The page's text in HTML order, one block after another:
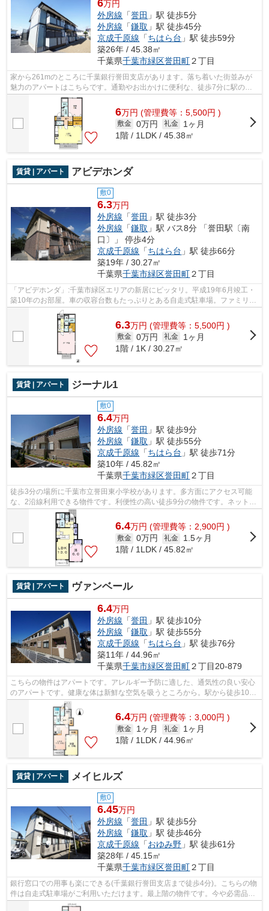
6万円
外房線 「誉田 」駅 徒歩5分
外房線 「鎌取 」駅 徒歩45分
京成千原線 「ちはら台 」駅 徒歩59分
築26年 / 45.38㎡
千葉県千葉市緑区誉田町２丁目
家から261mのところに千葉銀行誉田支店があります。落ち着いた街並みが
魅力のアパートはこちらです。通勤やお出かけに便利な、徒歩7分に駅のあ
る物件です。インターネット付きの物件で...
6万円 (管理費等：5,500円 )
敷金 0万円 礼金
1ヶ月
1階 / 1LDK / 45.38㎡
賃貸 | アパート アビデホンダ
敷0
6.3万円
外房線 「誉田 」駅 徒歩3分
外房線 「鎌取 」駅 バス8分 「誉田駅〔南
口〕」 停歩4分
京成千原線 「ちはら台 」駅 徒歩66分
築19年 / 30.27㎡
千葉県千葉市緑区誉田町２丁目
「アビデホンダ」:千葉市緑区エリアの新居にピッタリ。平成19年6月竣工・
築10年のお部屋。車の収容台数もたっぷりとある自走式駐車場。ファミリー
マート 千葉誉田駅前店まで234ｍ。敷...
6.3万円 (管理費等：5,500円 )
敷金 0万円 礼金
1ヶ月
1階 / 1K / 30.27㎡
賃貸 | アパート ジーナル1
敷0
6.4万円
外房線 「誉田 」駅 徒歩9分
外房線 「鎌取 」駅 徒歩55分
京成千原線 「ちはら台 」駅 徒歩71分
築10年 / 45.82㎡
千葉県千葉市緑区誉田町２丁目
徒歩3分の場所に千葉市立誉田東小学校があります。多方面にアクセス可能
な、2沿線利用できる物件です。利便性の高い徒歩9分の物件です。ネット回
線が導入された物件です。お電話で株式...
6.4万円 (管理費等：2,900円 )
敷金 0万円 礼金
1.5ヶ月
1階 / 1LDK / 45.82㎡
賃貸 | アパート ヴァンベール
6.4万円
外房線 「誉田 」駅 徒歩10分
外房線 「鎌取 」駅 徒歩55分
京成千原線 「ちはら台 」駅 徒歩76分
築11年 / 44.96㎡
千葉県千葉市緑区誉田町２丁目20-879
こちらの物件はアパートです。アレルギー予防に適した、通気性の良い安心
のアパートです。健康な体は新鮮な空気を吸うところから。駅から徒歩10分
の物件で、アクセス良好です。新たな...
6.4万円 (管理費等：3,000円 )
敷金 1ヶ月 礼金
1ヶ月
1階 / 1LDK / 44.96㎡
賃貸 | アパート メイヒルズ
敷0
6.45万円
外房線 「誉田 」駅 徒歩5分
外房線 「鎌取 」駅 徒歩46分
京成千原線 「おゆみ野 」駅 徒歩61分
築28年 / 45.15㎡
千葉県千葉市緑区誉田町２丁目
銀行窓口での用事も楽にできる(千葉銀行誉田支店まで徒歩4分)。こちらの物
件は自走式駐車場がご利用いただけます。最上階の物件です。今や必需品と
もなったネット。こちらはインターネ...